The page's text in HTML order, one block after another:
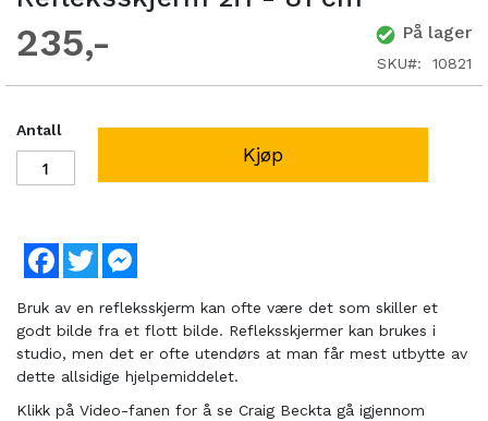
235 På lager
SKU 10821
Antall
Kjøp
Facebook
Twitter
Bruk av en refleksskjerm kan ofte være det som skiller et
godt bilde fra et flott bilde. Refleksskjermer kan brukes i
studio, men det er ofte utendørs at man får mest utbytte av
dette allsidige hjelpemiddelet.
Klikk på Video-fanen for å se Craig Beckta gå igjennom